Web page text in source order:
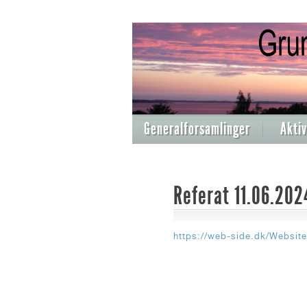
Generalforsamlinger
Referat
https://web-side.dk/